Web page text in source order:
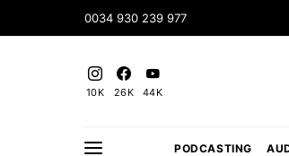
0034 930 239 977
10K 26K 44K
PODCASTING